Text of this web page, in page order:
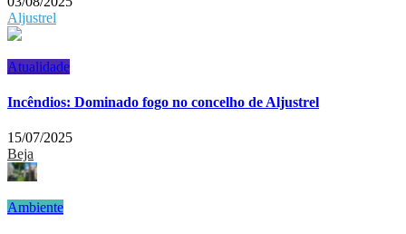
Aljustrel
Atualidade
Incêndios: Dominado fogo no concelho de Aljustrel
15/07/2025
Beja
Ambiente